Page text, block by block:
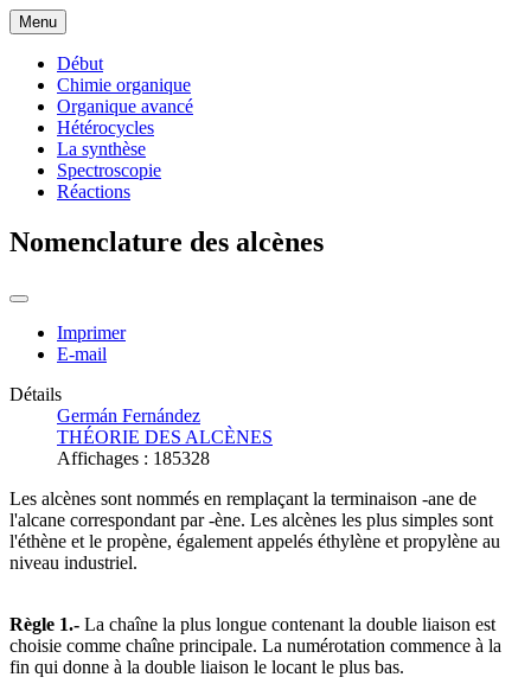
Menu
Début
Chimie organique
Organique avancé
Hétérocycles
La synthèse
Spectroscopie
Réactions
Nomenclature des alcènes
Imprimer
E-mail
Détails
Germán Fernández
THÉORIE DES ALCÈNES
Affichages : 185328
Les alcènes sont nommés en remplaçant la terminaison -ane de
l'alcane correspondant par -ène. Les alcènes les plus simples sont
l'éthène et le propène, également appelés éthylène et propylène au
niveau industriel.
Règle 1.- La chaîne la plus longue contenant la double liaison est
choisie comme chaîne principale. La numérotation commence à la
fin qui donne à la double liaison le locant le plus bas.